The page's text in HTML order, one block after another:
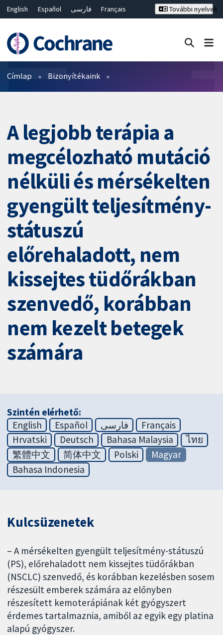
English Español فارسی
Français
Bahasa Malaysia
ไทย
繁體中文
简体中文
További nyelvek
Szűrők
Címlap Bizonyítékaink
A legjobb terápia a
megcélozható mutáció
nélküli és mérsékelten
gyengült teljesítmény-
státuszú
előrehaladott, nem
kissejtes tüdőrákban
szenvedő, korábban
nem kezelt betegek
számára
Szintén elérhető:
English
Español فارسی
Français
Hrvatski
Deutsch Bahasa Malaysia
ไทย
繁體中文
简体中文 Polski
Magyar
Bahasa Indonesia
Kulcsüzenetek
– A mérsékelten gyengült teljesítmény-státuszú
(PS), előrehaladott nem kissejtes tüdőrákban
(NSCLC) szenvedő, és korábban kezelésben sosem
részesült emberek számára az előnyben
részesített kemoterápiának két gyógyszert
érdemes tartalmaznia, amiből az egyik egy platina
alapú gyógyszer.